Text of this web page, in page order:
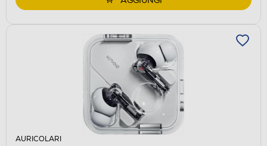
AURICOLARI